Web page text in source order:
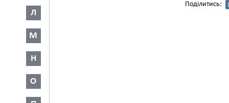
Л
М
Н
О
Поділитись: